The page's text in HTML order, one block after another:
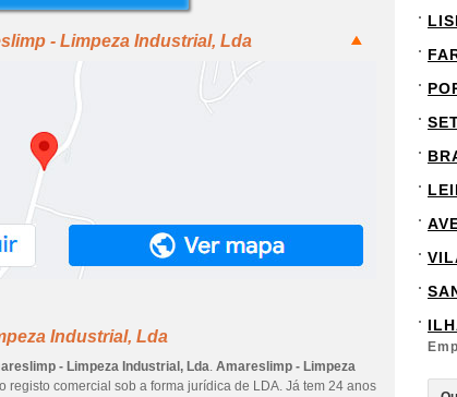
- Limpeza Industrial, Lda
Industrial, Lda
- Limpeza Industrial, Lda. Amareslimp - Limpeza
registo comercial sob a forma jurídica de LDA. Já tem 24 anos